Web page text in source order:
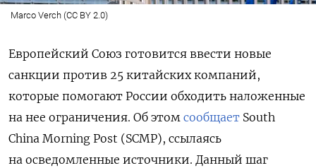
Marco Verch (CC BY 2.0)
Европейский Союз готовится ввести новые
санкции против 25 китайских компаний,
которые помогают России обходить наложенные
на нее ограничения. Об этом сообщает South
China Morning Post (SCMP), ссылаясь
на осведомленные источники. Данный шаг